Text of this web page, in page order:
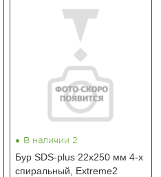
• В наличии 2
Бур SDS-plus 22х250 мм 4-х
спиральный, Extreme2